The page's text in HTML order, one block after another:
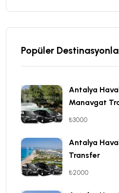
Popüler
Antalya
Manavgat
₺3000
Antalya
Transfer
₺2000